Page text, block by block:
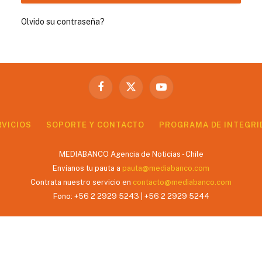
Olvido su contraseña?
Facebook
X
YouTube
SOPORTE Y CONTACTO PROGRAMA DE
MEDIABANCO Agencia de Noticias - Chile
Envíanos tu pauta a pauta@mediabanco.com
Contrata nuestro servicio en contacto@mediabanco.com
Fono: +56 2 2929 5243 | +56 2 2929 5244